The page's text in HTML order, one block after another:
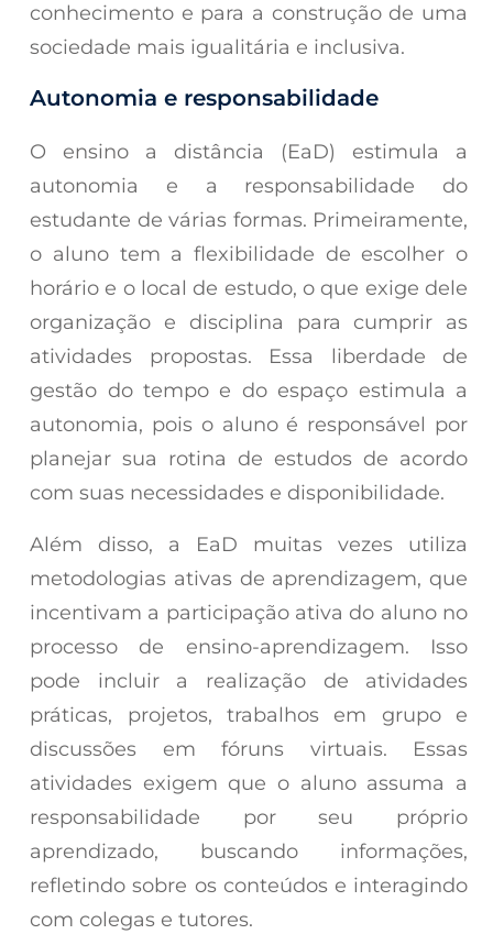
conhecimento e para a construção de uma
sociedade mais igualitária e inclusiva.
Autonomia e responsabilidade
O ensino a distância (EaD) estimula a
autonomia e a responsabilidade do
estudante de várias formas. Primeiramente,
o aluno tem a flexibilidade de escolher o
horário e o local de estudo, o que exige dele
organização e disciplina para cumprir as
atividades propostas. Essa liberdade de
gestão do tempo e do espaço estimula a
autonomia, pois o aluno é responsável por
planejar sua rotina de estudos de acordo
com suas necessidades e disponibilidade.
Além disso, a EaD muitas vezes utiliza
metodologias ativas de aprendizagem, que
incentivam a participação ativa do aluno no
processo de ensino-aprendizagem. Isso
pode incluir a realização de atividades
práticas, projetos, trabalhos em grupo e
discussões em fóruns virtuais. Essas
atividades exigem que o aluno assuma a
responsabilidade por seu próprio
aprendizado, buscando informações,
refletindo sobre os conteúdos e interagindo
com colegas e tutores.